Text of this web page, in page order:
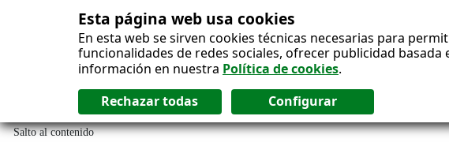
Esta página web usa cookies
En esta web se sirven cookies técnicas necesarias para
funcionalidades de redes sociales, ofrecer publicidad
información en nuestra Política de cookies.
Salto al contenido